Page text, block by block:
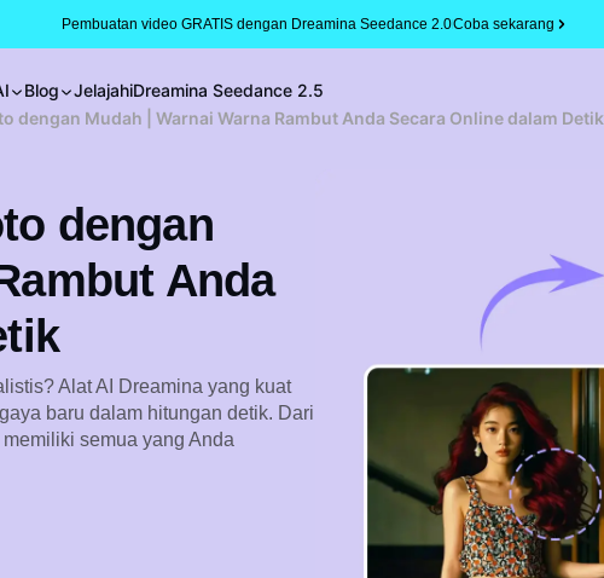
Pembuatan video GRATIS dengan Dreamina Seedance 2.0Coba sekarang
Blog JelajahiDreamina Seedance 2.5
dengan Mudah | Warnai Warna Rambut Anda Secara Online dalam Detik
dengan
Anda
Alat AI Dreamina yang kuat
baru dalam hitungan detik. Dari
semua yang Anda